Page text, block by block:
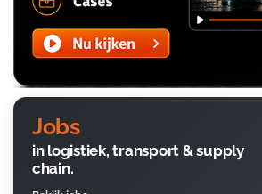
Jobs
in logistiek, transport & supply
chain.